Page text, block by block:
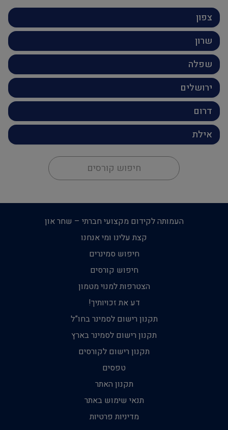
צפון
שרון
שפלה
ירושלים
דרום
אילת
חיפוש קורסים
העמותה לקידום מקצועי חברתי – שחר און
קצת עלינו ומי אנחנו
חיפוש סמינרים
חיפוש קורסים
הצטרפות למנוי מטמון
דע את זכויותיך!
תקנון רישום לסמינר בחו”ל
תקנון רישום לסמינר בארץ
תקנון רישום לקורסים
טפסים
תקנון האתר
תנאי שימוש באתר
מדיניות פרטיות